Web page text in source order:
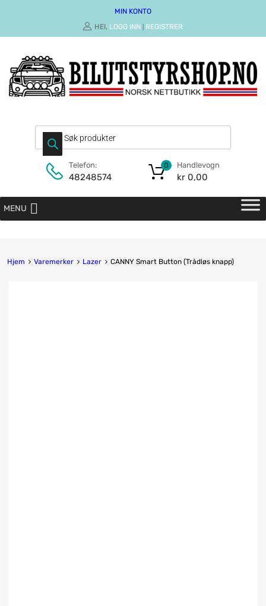
MIN KONTO
HEI, LOGG INN REGISTRER
Telefon:
48248574
Handlevogn
kr 0,00
0
MENU
Hjem Varemerker Lazer CANNY Smart Button (Trådløs knapp)